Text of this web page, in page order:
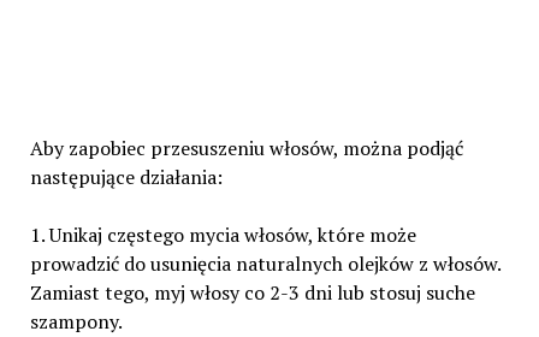
Aby zapobiec przesuszeniu włosów, można podjąć
następujące działania:
1. Unikaj częstego mycia włosów, które może
prowadzić do usunięcia naturalnych olejków z włosów.
Zamiast tego, myj włosy co 2-3 dni lub stosuj suche
szampony.